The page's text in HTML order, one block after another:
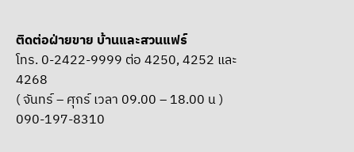
ติดต่อฝ่ายขาย บ้านและสวนแฟร์
โทร. 0-2422-9999 ต่อ 4250, 4252 และ
4268
( จันทร์ – ศุกร์ เวลา 09.00 – 18.00 น )
090-197-8310